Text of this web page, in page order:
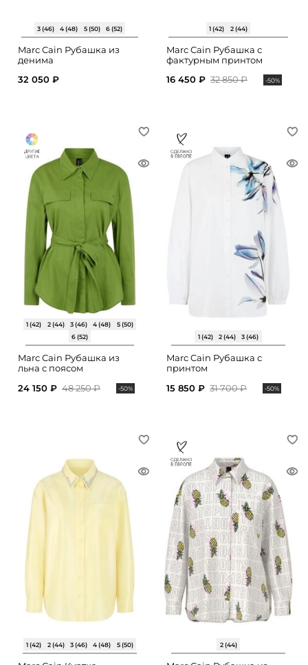
3 (46) 4 (48) 5 (50) 6 (52)
Marc Cain Рубашка из
денима
32 050 ₽
1 (42) 2 (44)
Marc Cain Рубашка с
фактурным принтом
16 450 ₽ 32 850 ₽ -50%
1 (42) 2 (44) 3 (46) 4 (48)
5 (50)
6 (52)
Marc Cain Рубашка из
льна с поясом
24 150 ₽ 48 250 ₽ -50%
1 (42) 2 (44) 3 (46)
Marc Cain Рубашка с
принтом
15 850 ₽ 31 700 ₽ -50%
1 (42) 2 (44) 3 (46) 4 (48) 5 (50) 2 (44)